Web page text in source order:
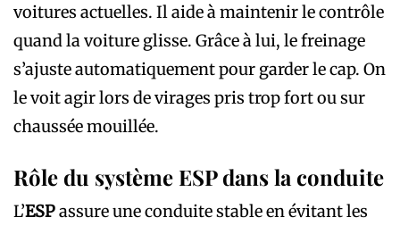
voitures actuelles. Il aide à maintenir le contrôle
quand la voiture glisse. Grâce à lui, le freinage
s’ajuste automatiquement pour garder le cap. On
le voit agir lors de virages pris trop fort ou sur
chaussée mouillée.
Rôle du système ESP dans la conduite
L’ESPassure une conduite stable en évitant les